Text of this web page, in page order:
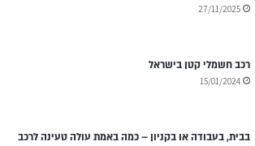
27/11/2025
רכב חשמלי קטן בישראל
15/01/2024
בבית, בעבודה או בקניון – כמה באמת עולה טעינה לרכב